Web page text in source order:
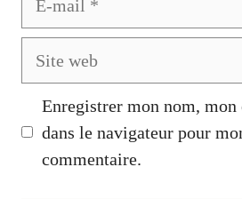
Enregistrer mon nom,
dans le navigateur pour
commentaire.